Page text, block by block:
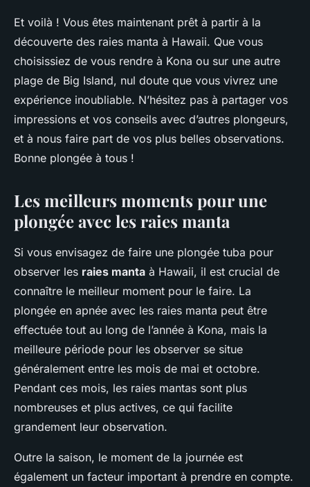
Et voilà ! Vous êtes maintenant prêt à partir à la
découverte des raies manta à Hawaii. Que vous
choisissiez de vous rendre à Kona ou sur une autre
plage de Big Island, nul doute que vous vivrez une
expérience inoubliable. N’hésitez pas à partager vos
impressions et vos conseils avec d’autres plongeurs,
et à nous faire part de vos plus belles observations.
Bonne plongée à tous !
Les meilleurs moments pour une
plongée avec les raies manta
Si vous envisagez de faire une plongée tuba pour
observer les raies manta à Hawaii, il est crucial de
connaître le meilleur moment pour le faire. La
plongée en apnée avec les raies manta peut être
effectuée tout au long de l’année à Kona, mais la
meilleure période pour les observer se situe
généralement entre les mois de mai et octobre.
Pendant ces mois, les raies mantas sont plus
nombreuses et plus actives, ce qui facilite
grandement leur observation.
Outre la saison, le moment de la journée est
également un facteur important à prendre en compte.